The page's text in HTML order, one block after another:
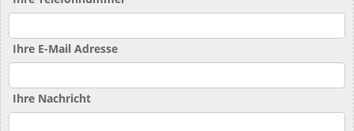
Ihre E-Mail Adresse
Ihre Nachricht